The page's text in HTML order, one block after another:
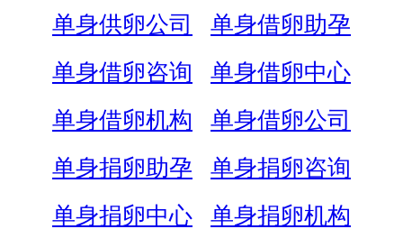
单身供卵公司
单身借卵助孕
单身借卵咨询
单身借卵中心
单身借卵机构
单身借卵公司
单身捐卵助孕
单身捐卵咨询
单身捐卵中心
单身捐卵机构